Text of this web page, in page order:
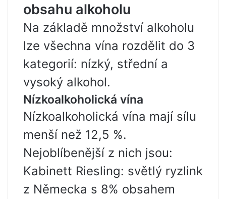
obsahu alkoholu
Na základě množství alkoholu
lze všechna vína rozdělit do 3
kategorií: nízký, střední a
vysoký alkohol.
Nízkoalkoholická vína
Nízkoalkoholická vína mají sílu
menší než 12,5 %.
Nejoblíbenější z nich jsou:
Kabinett Riesling: světlý ryzlink
z Německa s 8% obsahem